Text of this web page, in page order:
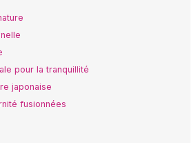
pour la tranquillité
japonaise
fusionnées